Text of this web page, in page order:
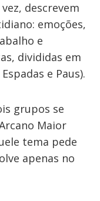
descrevem
emoções,
e
divididas em
e Paus).
grupos se
Maior
tema pede
apenas no